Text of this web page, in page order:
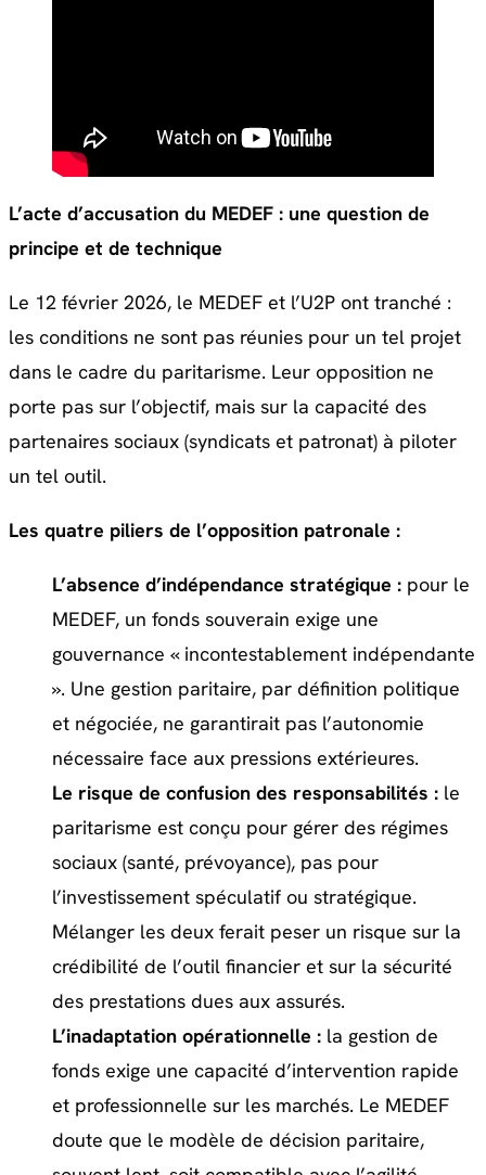
L’acte d’accusation du MEDEF : une question de
principe et de technique
Le 12 février 2026, le MEDEF et l’U2P ont tranché :
les conditions ne sont pas réunies pour un tel projet
dans le cadre du paritarisme. Leur opposition ne
porte pas sur l’objectif, mais sur la capacité des
partenaires sociaux (syndicats et patronat) à piloter
un tel outil.
Les quatre piliers de l’opposition patronale :
L’absence d’indépendance stratégique : pour le
MEDEF, un fonds souverain exige une
gouvernance « incontestablement indépendante
». Une gestion paritaire, par définition politique
et négociée, ne garantirait pas l’autonomie
nécessaire face aux pressions extérieures.
Le risque de confusion des responsabilités : le
paritarisme est conçu pour gérer des régimes
sociaux (santé, prévoyance), pas pour
l’investissement spéculatif ou stratégique.
Mélanger les deux ferait peser un risque sur la
crédibilité de l’outil financier et sur la sécurité
des prestations dues aux assurés.
L’inadaptation opérationnelle : la gestion de
fonds exige une capacité d’intervention rapide
et professionnelle sur les marchés. Le MEDEF
doute que le modèle de décision paritaire,